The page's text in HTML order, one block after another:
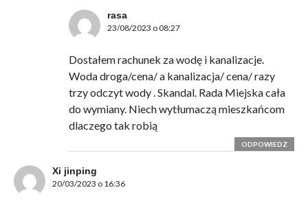
rasa
23/08/2023 o 08:27
Dostałem rachunek za wodę i kanalizacje.
Woda droga/cena/ a kanalizacja/ cena/ razy
trzy odczyt wody . Skandal. Rada Miejska cała
do wymiany. Niech wytłumaczą mieszkańcom
dlaczego tak robią
ODPOWIEDZ
Xi jinping
20/03/2023 o 16:36